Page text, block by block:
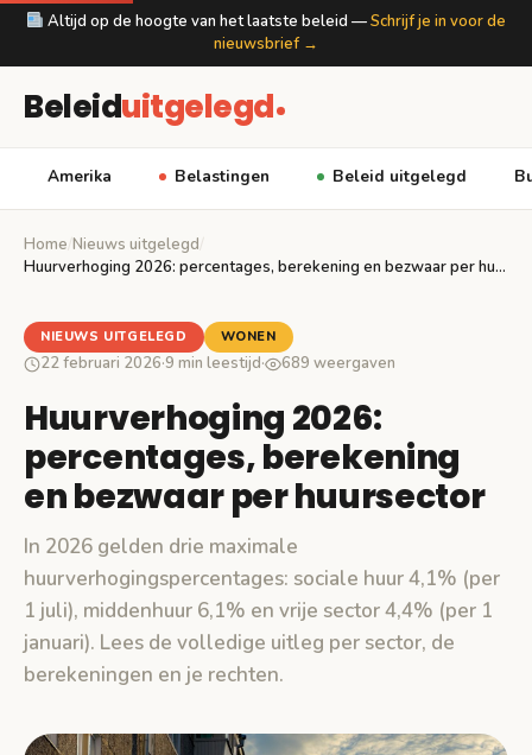
Altijd op de hoogte van het laatste beleid —Schrijf je in voor de
nieuwsbrief →
Beleiduitgelegd
Amerika Belastingen Beleid uitgelegd
Home Nieuws uitgelegd
Huurverhoging 2026: percentages, berekening en bezwaar per huursector
NIEUWS UITGELEGD WONEN
22 februari 2026·9 min leestijd· 689 weergaven
Huurverhoging 2026:
percentages, berekening
en bezwaar per huursector
In 2026 gelden drie maximale
huurverhogingspercentages: sociale huur 4,1% (per
1 juli), middenhuur 6,1% en vrije sector 4,4% (per 1
januari). Lees de volledige uitleg per sector, de
berekeningen en je rechten.